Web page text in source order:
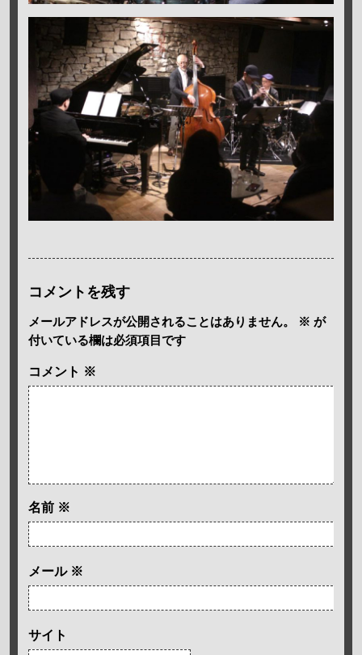
コメントを残す
メールアドレスが公開されることはありません。 ※ が
付いている欄は必須項目です
コメント ※
名前 ※
メール ※
サイト